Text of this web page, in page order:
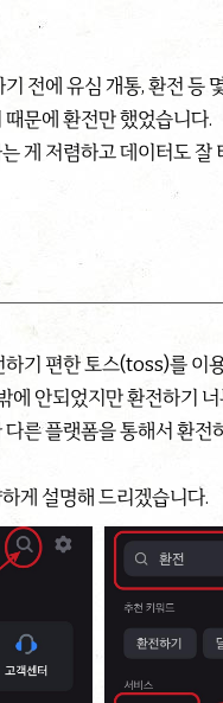
전에 유심 개통, 환전 등
문에 환전만 했었습니다.
게 저렴하고 데이터도 잘
기 편한 토스(toss)를 이
에 안되었지만 환전하기
른 플랫폼을 통해서 환전
게 설명해 드리겠습니다.